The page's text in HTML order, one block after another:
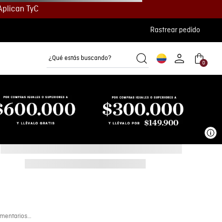
TyC
Rastrear pedido
¿Qué estás buscando?
0